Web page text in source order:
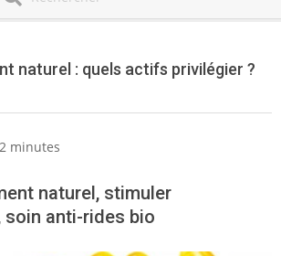
naturel : quels actifs privilégier ?
2 minutes
naturel, stimuler
anti-rides bio